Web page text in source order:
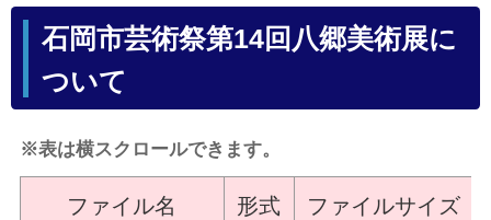
石岡市芸術祭第14回八郷美術展に
ついて
※表は横スクロールできます。
ファイル名 形式 ファイルサイズ